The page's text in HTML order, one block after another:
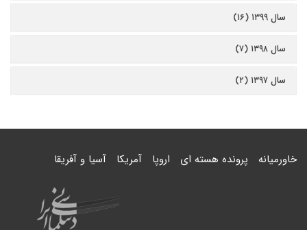
سال ۱۳۹۹ (۱۶)
سال ۱۳۹۸ (۷)
سال ۱۳۹۷ (۲)
خاورمیانه پرونده هسته ای اروپا آمریکا آسیا و آفریقا